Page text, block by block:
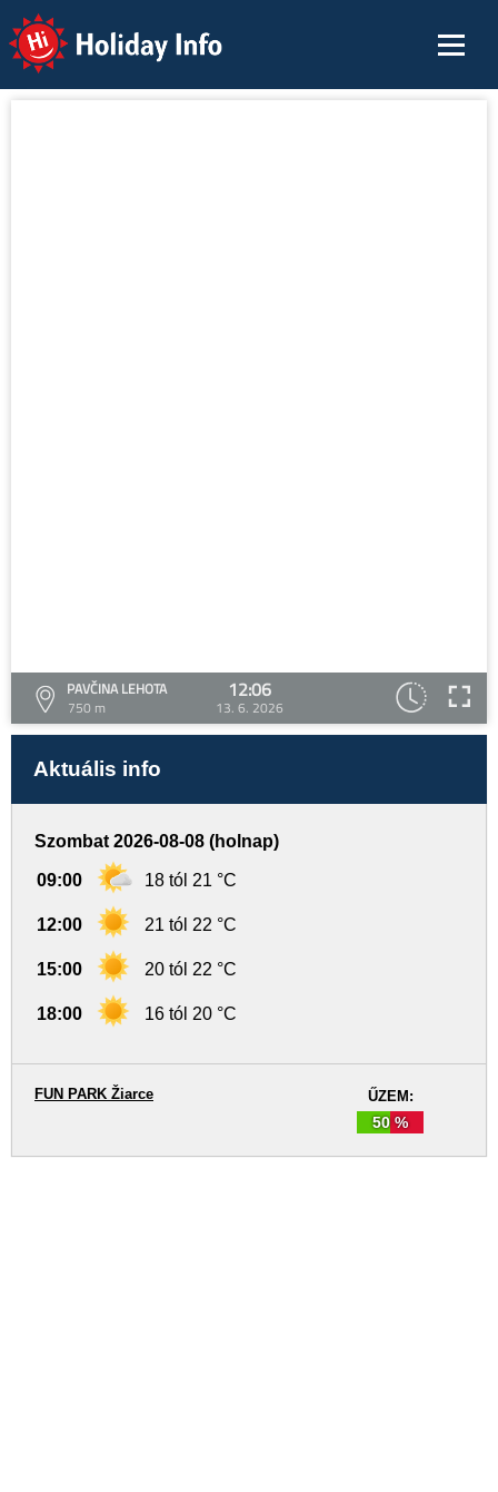
Holiday Info
PAVČINA LEHOTA
750 m
12:06
13. 6. 2026
Aktuális info
Szombat 2026-08-08 (holnap)
09:00 18 tól 21 °C
12:00 21 tól 22 °C
15:00 20 tól 22 °C
18:00 16 tól 20 °C
ŰZEM:
50 %
FUN PARK Žiarce